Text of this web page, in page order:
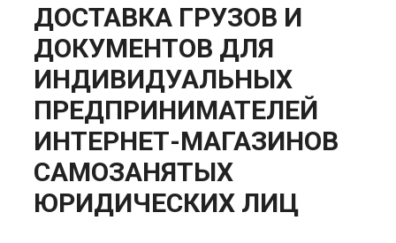
ДОСТАВКА ГРУЗОВ И
ДОКУМЕНТОВ ДЛЯ
ИНДИВИДУАЛЬНЫХ
ПРЕДПРИНИМАТЕЛЕЙ
ИНТЕРНЕТ-МАГАЗИНОВ
САМОЗАНЯТЫХ
ЮРИДИЧЕСКИХ ЛИЦ